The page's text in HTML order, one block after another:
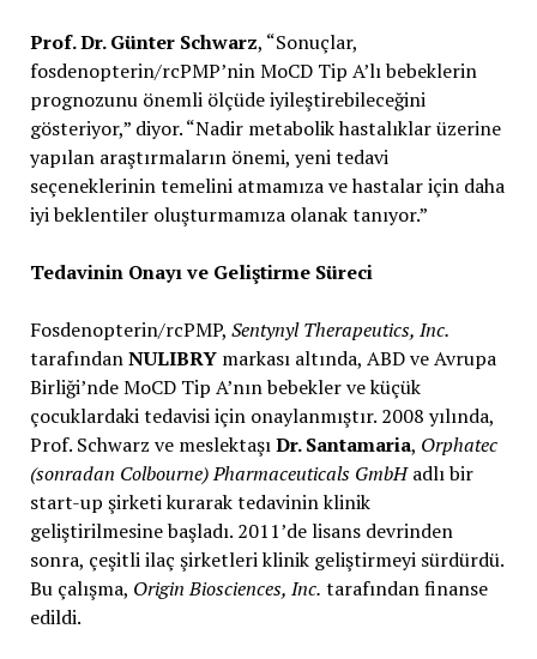
Prof. Dr. Günter Schwarz, “Sonuçlar,
fosdenopterin/rcPMP’nin MoCD Tip A’lı bebeklerin
prognozunu önemli ölçüde iyileştirebileceğini
gösteriyor,” diyor. “Nadir metabolik hastalıklar üzerine
yapılan araştırmaların önemi, yeni tedavi
seçeneklerinin temelini atmamıza ve hastalar için daha
iyi beklentiler oluşturmamıza olanak tanıyor.”
Tedavinin Onayı ve Geliştirme Süreci
Fosdenopterin/rcPMP, Sentynyl Therapeutics, Inc.
tarafındanNULIBRYmarkası altında, ABD ve Avrupa
Birliği’nde MoCD Tip A’nın bebekler ve küçük
çocuklardaki tedavisi için onaylanmıştır. 2008 yılında,
Prof. Schwarz ve meslektaşıDr. Santamaria, Orphatec
(sonradan Colbourne) Pharmaceuticals GmbHadlı bir
start-up şirketi kurarak tedavinin klinik
geliştirilmesine başladı. 2011’de lisans devrinden
sonra, çeşitli ilaç şirketleri klinik geliştirmeyi sürdürdü.
Bu çalışma, Origin Biosciences, Inc. tarafından finanse
edildi.